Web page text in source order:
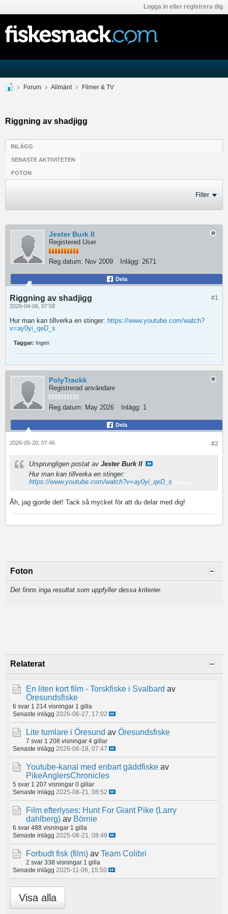
Logga in eller registrera dig
Forum Allmänt Filmer & TV
Riggning av shadjigg
INLÄGG
SENASTE AKTIVITETEN
FOTON
Filter
Jester Burk II
Registered User
Reg.datum: Nov 2009 Inlägg: 2671
Dela
#1
Riggning av shadjigg
2026-04-06, 07:58
Hur man kan tillverka en stinger: https://www.youtube.com/watch?
v=ay0yi_qeD_s
Taggar: Ingen
PolyTrackk
Registrerad användare
Reg.datum: May 2026 Inlägg: 1
Dela
#2
2026-05-20, 07:46
Ursprungligen postat av Jester Burk II
Hur man kan tillverka en stinger:
https://www.youtube.com/watch?v=ay0yi_qeD_s
Åh, jag gjorde det! Tack så mycket för att du delar med dig!
Foton
Det finns inga resultat som uppfyller dessa kriterier.
Relaterat
En liten kort film - Torskfiske i Svalbard av
Öresundsfiske
6 svar 1 214 visningar 1 gilla
Senaste inlägg 2026-06-27, 17:02
Lite tumlare i Öresund av Öresundsfiske
7 svar 1 208 visningar 4 gillar
Senaste inlägg 2026-06-18, 07:47
Youtube-kanal med enbart gäddfiske av
PikeAnglersChronicles
5 svar 1 207 visningar 0 gillar
Senaste inlägg 2025-08-21, 08:52
Film efterlyses: Hunt For Giant Pike (Larry
dahlberg) av Börnie
6 svar 488 visningar 1 gilla
Senaste inlägg 2025-08-21, 08:49
Forbudt fisk (film) av Team Colibri
2 svar 338 visningar 1 gilla
Senaste inlägg 2025-11-06, 15:50
Visa alla